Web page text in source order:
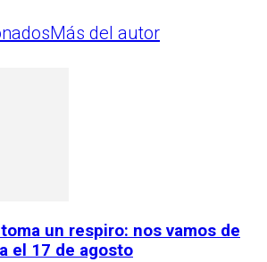
Más del autor
un respiro: nos vamos de
el 17 de agosto